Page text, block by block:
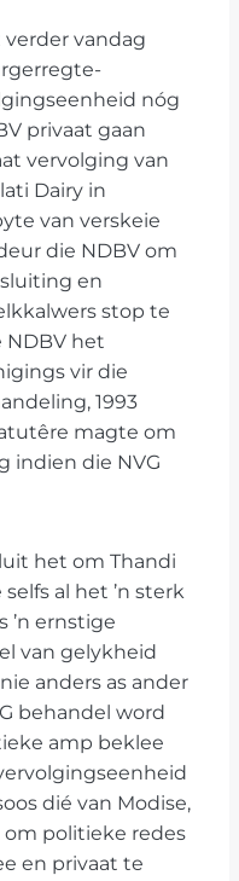
vandag
nóg
privaat gaan
vervolging van
Dairy in
van verskeie
die NDBV om
en
stop te
NDBV het
vir die
1993
magte om
indien die NVG
het om Thandi
al het ’n sterk
’n ernstige
van gelykheid
anders as ander
behandel word
amp beklee
dié van Modise,
om politieke redes
en privaat te